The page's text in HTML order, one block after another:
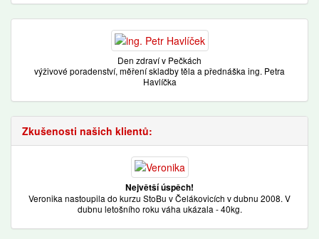
Den zdraví v Pečkách
výživové poradenství, měření skladby těla a přednáška ing. Petra
Havlíčka
Zkušenosti našich klientů:
Největší úspěch!
Veronika nastoupila do kurzu StoBu v Čelákovicích v dubnu 2008. V
dubnu letošního roku váha ukázala - 40kg.